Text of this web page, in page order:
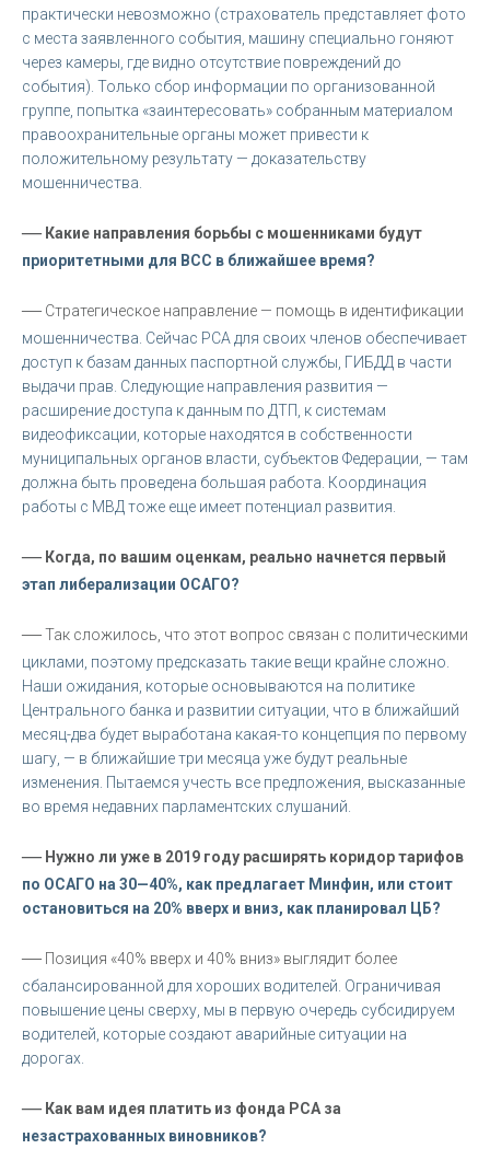
практически невозможно (страхователь представляет фото
с места заявленного события, машину специально гоняют
через камеры, где видно отсутствие повреждений до
события). Только сбор информации по организованной
группе, попытка «заинтересовать» собранным материалом
правоохранительные органы может привести к
положительному результату — доказательству
мошенничества.
— Какие направления борьбы с мошенниками будут
приоритетными для ВСС в ближайшее время?
— Стратегическое направление — помощь в идентификации
мошенничества. Сейчас РСА для своих членов обеспечивает
доступ к базам данных паспортной службы, ГИБДД в части
выдачи прав. Следующие направления развития —
расширение доступа к данным по ДТП, к системам
видеофиксации, которые находятся в собственности
муниципальных органов власти, субъектов Федерации, — там
должна быть проведена большая работа. Координация
работы с МВД тоже еще имеет потенциал развития.
— Когда, по вашим оценкам, реально начнется первый
этап либерализации ОСАГО?
—Так сложилось, что этот вопрос связан с политическими
циклами, поэтому предсказать такие вещи крайне сложно.
Наши ожидания, которые основываются на политике
Центрального банка и развитии ситуации, что в ближайший
месяц-два будет выработана какая-то концепция по первому
шагу, — в ближайшие три месяца уже будут реальные
изменения. Пытаемся учесть все предложения, высказанные
во время недавних парламентских слушаний.
— Нужно ли уже в 2019 году расширять коридор тарифов
по ОСАГО на 30—40%, как предлагает Минфин, или стоит
остановиться на 20% вверх и вниз, как планировал ЦБ?
— Позиция «40% вверх и 40% вниз» выглядит более
сбалансированной для хороших водителей. Ограничивая
повышение цены сверху, мы в первую очередь субсидируем
водителей, которые создают аварийные ситуации на
дорогах.
— Как вам идея платить из фонда РСА за
незастрахованных виновников?